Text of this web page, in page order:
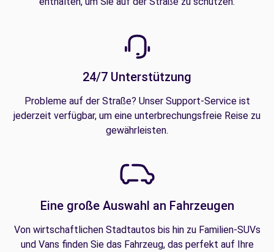
24/7 Unterstützung
Probleme auf der Straße? Unser Support-Service ist
jederzeit verfügbar, um eine unterbrechungsfreie Reise zu
gewährleisten.
Eine große Auswahl an Fahrzeugen
Von wirtschaftlichen Stadtautos bis hin zu Familien-SUVs
und Vans finden Sie das Fahrzeug, das perfekt auf Ihre